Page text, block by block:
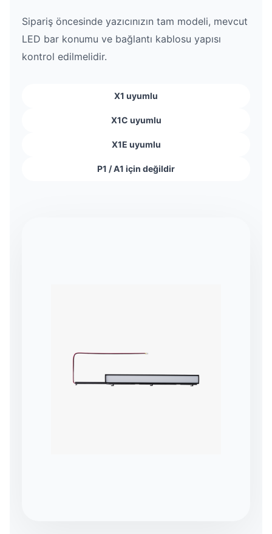
Sipariş öncesinde yazıcınızın tam modeli, mevcut
LED bar konumu ve bağlantı kablosu yapısı
kontrol edilmelidir.
X1 uyumlu
X1C uyumlu
X1E uyumlu
P1 / A1 için değildir